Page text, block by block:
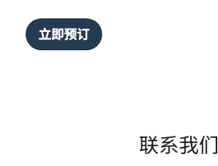
立即预订
联系我们